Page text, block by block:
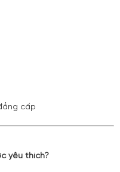
cấp
yêu thích?